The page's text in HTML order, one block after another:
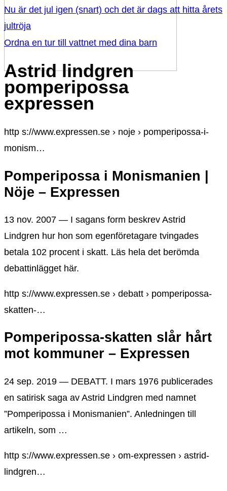
Nu är det jul igen (snart) och det är dags att hitta årets
jultröja
Ordna en tur till vattnet med dina barn
Astrid lindgren
pomperipossa
expressen
http s://www.expressen.se › noje › pomperipossa-i-
monism…
Pomperipossa i Monismanien |
Nöje – Expressen
13 nov. 2007 — I sagans form beskrev Astrid
Lindgren hur hon som egenföretagare tvingades
betala 102 procent i skatt. Läs hela det berömda
debattinlägget här.
http s://www.expressen.se › debatt › pomperipossa-
skatten-…
Pomperipossa-skatten slår hårt
mot kommuner – Expressen
24 sep. 2019 — DEBATT. I mars 1976 publicerades
en satirisk saga av Astrid Lindgren med namnet
”Pomperipossa i Monismanien”. Anledningen till
artikeln, som …
http s://www.expressen.se › om-expressen › astrid-
lindgren…